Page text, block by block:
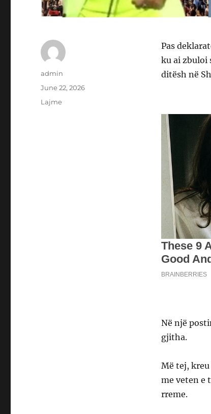
Pas
ku ai zbuloi
ditësh në
Në një
gjitha.
Më tej,
me veten e
rreme.
Author
admin
Posted
June 22, 2026
Categories
Lajme